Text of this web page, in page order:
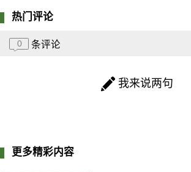
热门评论
0 条评论
我来说两句
更多精彩内容